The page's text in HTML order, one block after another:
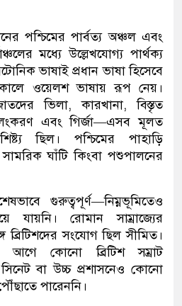
পশ্চিমের পার্বত্য অঞ্চল এবং
মধ্যে উল্লেখযোগ্য পার্থক্য
ভাষাই প্রধান ভাষা হিসেবে
ওয়েলশ ভাষায় রূপ নেয়।
ভিলা, কারখানা, বিস্তৃত
এবং গির্জা—এসব মূলত
ছিল। পশ্চিমের পাহাড়ি
ঘাঁটি কিংবা পশুপালনের
গুরুত্বপূর্ণ—নিম্নভূমিতেও
যায়নি। রোমান সাম্রাজ্যের
ব্রিটিশদের সংযোগ ছিল সীমিত।
আগে কোনো ব্রিটিশ সম্রাট
বা উচ্চ প্রশাসনেও কোনো
পারেননি।